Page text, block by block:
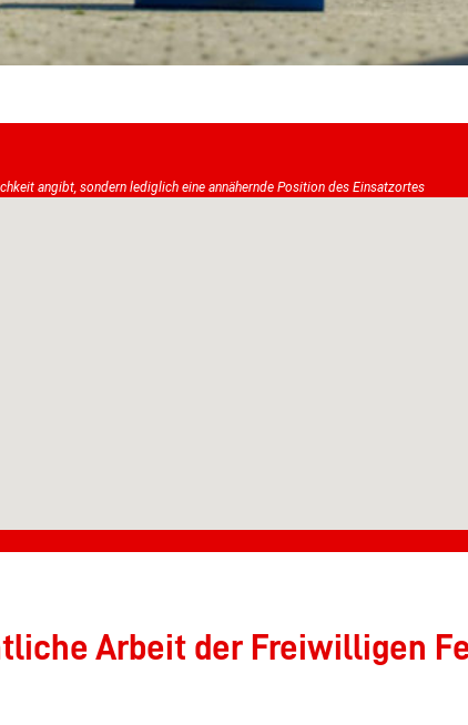
angibt, sondern lediglich eine annähernde Position des Einsatzortes
Arbeit der Freiwilligen